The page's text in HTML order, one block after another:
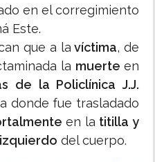
en el corregimiento
Este.
que a la víctima, de
la muerte en
de la Policlínica J.J.
donde fue trasladado
en la titilla y
del cuerpo.